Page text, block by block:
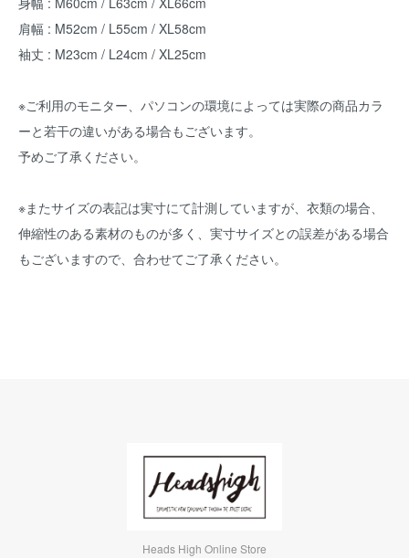
肩幅 : M52cm / L55cm / XL58cm
袖丈 : M23cm / L24cm / XL25cm
※ご利用のモニター、パソコンの環境によっては実際の商品カラ
ーと若干の違いがある場合もございます。
予めご了承ください。
※またサイズの表記は実寸にて計測していますが、衣類の場合、
伸縮性のある素材のものが多く、実寸サイズとの誤差がある場合
もございますので、合わせてご了承ください。
Heads High Online Store